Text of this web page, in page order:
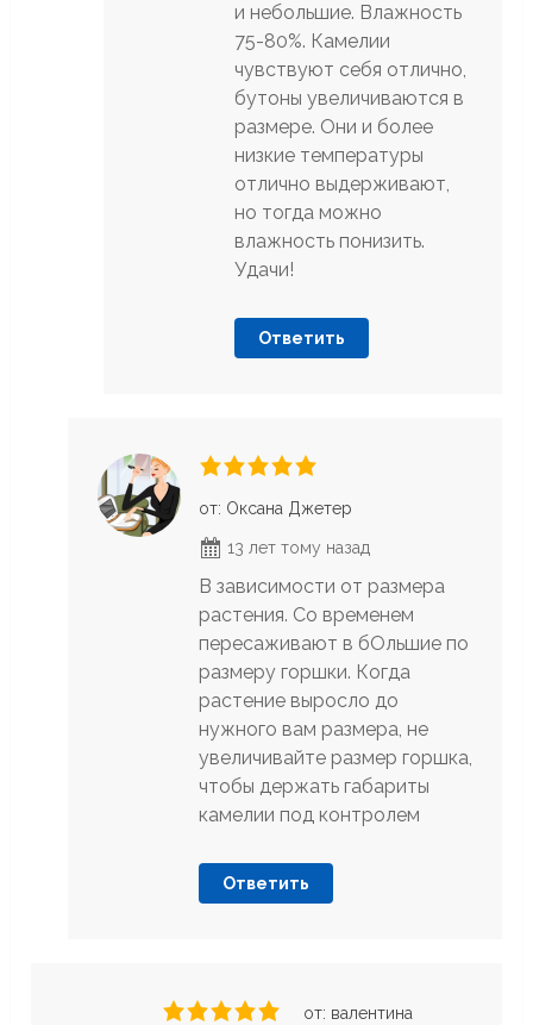
и небольшие. Влажность
75-80%. Камелии
чувствуют себя отлично,
бутоны увеличиваются в
размере. Они и более
низкие температуры
отлично выдерживают,
но тогда можно
влажность понизить.
Удачи!
Ответить
от: Оксана Джетер
13 лет тому назад
В зависимости от размера
растения. Со временем
пересаживают в бОльшие по
размеру горшки. Когда
растение выросло до
нужного вам размера, не
увеличивайте размер горшка,
чтобы держать габариты
камелии под контролем
Ответить
от: валентина